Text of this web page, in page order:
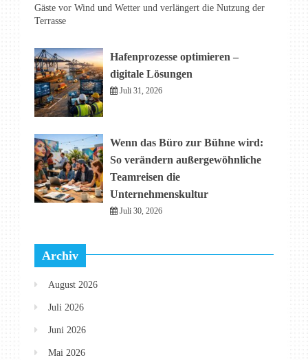
Gäste vor Wind und Wetter und verlängert die Nutzung der
Terrasse
Hafenprozesse optimieren –
digitale Lösungen
Juli 31, 2026
Wenn das Büro zur Bühne wird:
So verändern außergewöhnliche
Teamreisen die
Unternehmenskultur
Juli 30, 2026
Archiv
August 2026
Juli 2026
Juni 2026
Mai 2026